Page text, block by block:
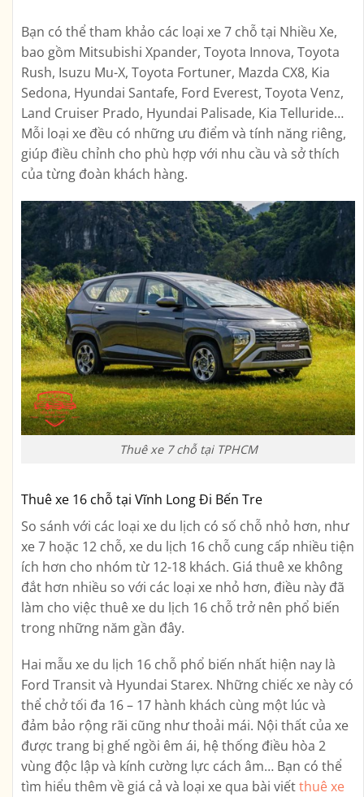
Bạn có thể tham khảo các loại xe 7 chỗ tại Nhiều Xe,
bao gồm Mitsubishi Xpander, Toyota Innova, Toyota
Rush, Isuzu Mu-X, Toyota Fortuner, Mazda CX8, Kia
Sedona, Hyundai Santafe, Ford Everest, Toyota Venz,
Land Cruiser Prado, Hyundai Palisade, Kia Telluride…
Mỗi loại xe đều có những ưu điểm và tính năng riêng,
giúp điều chỉnh cho phù hợp với nhu cầu và sở thích
của từng đoàn khách hàng.
Thuê xe 7 chỗ tại TPHCM
Thuê xe 16 chỗ tại Vĩnh Long Đi Bến Tre
So sánh với các loại xe du lịch có số chỗ nhỏ hơn, như
xe 7 hoặc 12 chỗ, xe du lịch 16 chỗ cung cấp nhiều tiện
ích hơn cho nhóm từ 12-18 khách. Giá thuê xe không
đắt hơn nhiều so với các loại xe nhỏ hơn, điều này đã
làm cho việc thuê xe du lịch 16 chỗ trở nên phổ biến
trong những năm gần đây.
Hai mẫu xe du lịch 16 chỗ phổ biến nhất hiện nay là
Ford Transit và Hyundai Starex. Những chiếc xe này có
thể chở tối đa 16 – 17 hành khách cùng một lúc và
đảm bảo rộng rãi cũng như thoải mái. Nội thất của xe
được trang bị ghế ngồi êm ái, hệ thống điều hòa 2
vùng độc lập và kính cường lực cách âm… Bạn có thể
tìm hiểu thêm về giá cả và loại xe qua bài viếtthuê xe